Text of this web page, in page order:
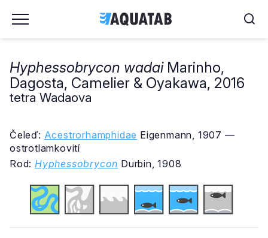
Hyphessobrycon wadaiMarinho,
Dagosta, Camelier & Oyakawa, 2016
tetra Wadaova
Čeleď: Acestrorhamphidae Eigenmann, 1907 —
ostrotlamkovití
Rod: Hyphessobrycon Durbin, 1908